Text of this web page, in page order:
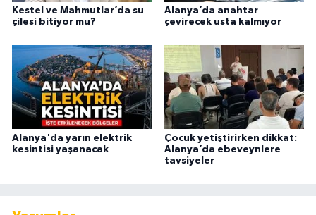
Kestel ve Mahmutlar’da su
çilesi bitiyor mu?
Alanya’da anahtar
çevirecek usta kalmıyor
Alanya'da yarın elektrik
kesintisi yaşanacak
Çocuk yetiştirirken dikkat:
Alanya’da ebeveynlere
tavsiyeler